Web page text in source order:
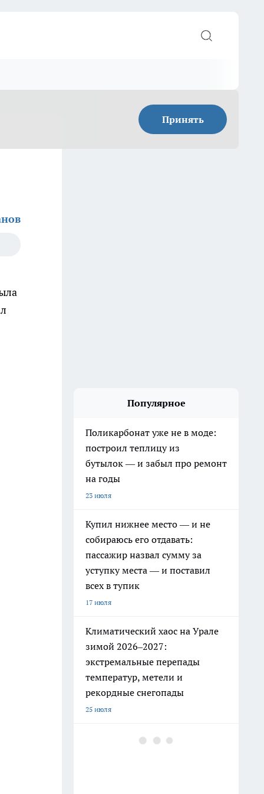
Принять
Популярное
Поликарбонат уже не в моде:
построил теплицу из
бутылок — и забыл про ремонт
на годы
23 июля
Купил нижнее место — и не
собираюсь его отдавать:
пассажир назвал сумму за
уступку места — и поставил
всех в тупик
17 июля
Климатический хаос на Урале
зимой 2026–2027:
экстремальные перепады
температур, метели и
рекордные снегопады
25 июля
РЖД ужесточили правила: эти